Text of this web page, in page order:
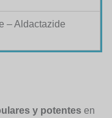
– Aldactazide
y potentes en